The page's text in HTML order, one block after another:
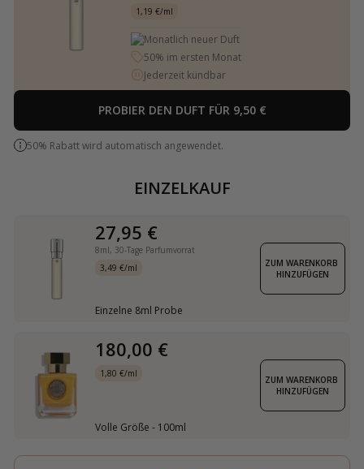
1,19 €/ml
Monatlich neuer Duft
50% im ersten Monat
Jederzeit kündbar
PROBIER DEN DUFT FÜR 9,50 €
50% Rabatt wird automatisch angewendet.
EINZELKAUF
27,95 €
8ml, 30-Tage Parfumvorrat
3,49 €/ml
Einzelne 8ml Probe
ZUM WARENKORB
HINZUFÜGEN
180,00 €
1,80 €/ml
Volle Größe - 100ml
ZUM WARENKORB
HINZUFÜGEN